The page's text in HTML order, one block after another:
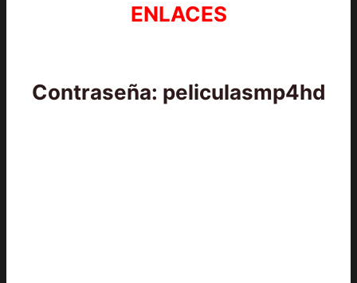
ENLACES
Contraseña: peliculasmp4hd